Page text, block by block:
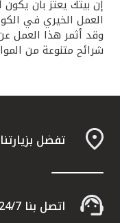
إن بيتك يعتز بان
العمل الخيري في
وقد أثمر هذا العمل
شرائح متنوعة من
تفضل بزيارتنا
اتصل بنا 24/7 "الخدمة الهاتفية" 1803333